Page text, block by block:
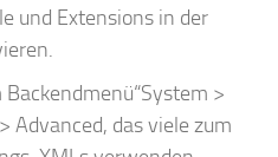
und Extensions in der
>
Advanced, das viele zum